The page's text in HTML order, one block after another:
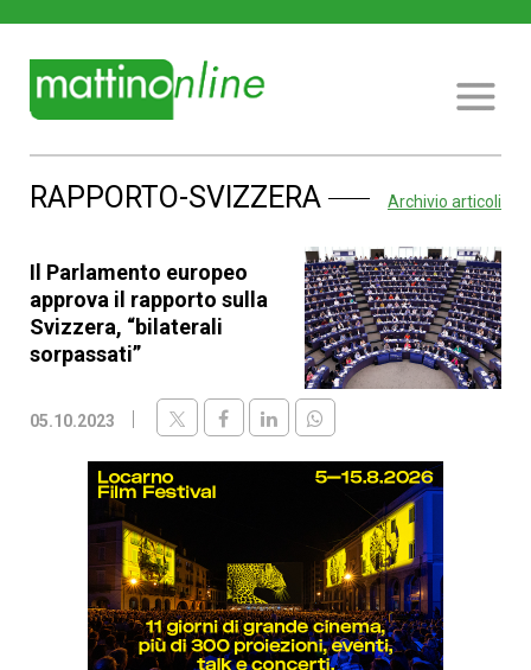
RAPPORTO-SVIZZERA Archivio articoli
Il Parlamento europeo
approva il rapporto sulla
Svizzera, “bilaterali
sorpassati”
05.10.2023